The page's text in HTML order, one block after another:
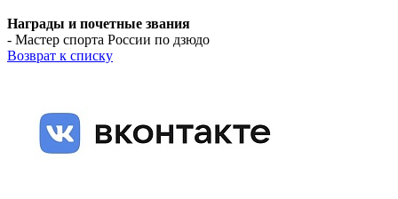
Награды и почетные звания
- Мастер спорта России по дзюдо
Возврат к списку